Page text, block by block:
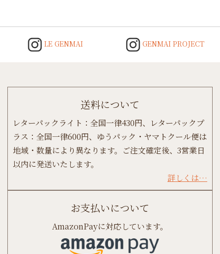
LE GENMAI GENMAI PROJECT
送料について
レターパックライト：全国一律430円、レターパックプ
ラス：全国一律600円、ゆうパック・ヤマトクール便は
地域・数量により異なります。ご注文確定後、3営業日
以内に発送いたします。
詳しくは…
お支払いについて
AmazonPayに対応しています。